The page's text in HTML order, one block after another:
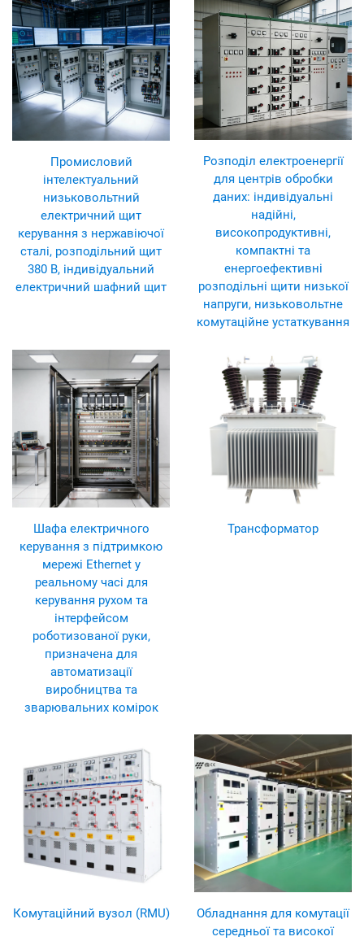
Промисловий
інтелектуальний
низьковольтний
електричний щит
керування з нержавіючої
сталі, розподільний щит
380 В, індивідуальний
електричний шафний щит
Розподіл електроенергії
для центрів обробки
даних: індивідуальні
надійні,
високопродуктивні,
компактні та
енергоефективні
розподільні щити низької
напруги, низьковольтне
комутаційне устаткування
Шафа електричного
керування з підтримкою
мережі Ethernet у
реальному часі для
керування рухом та
інтерфейсом
роботизованої руки,
призначена для
автоматизації
виробництва та
зварювальних комірок
Трансформатор
Комутаційний вузол (RMU)
Обладнання для комутації
середньої та високої